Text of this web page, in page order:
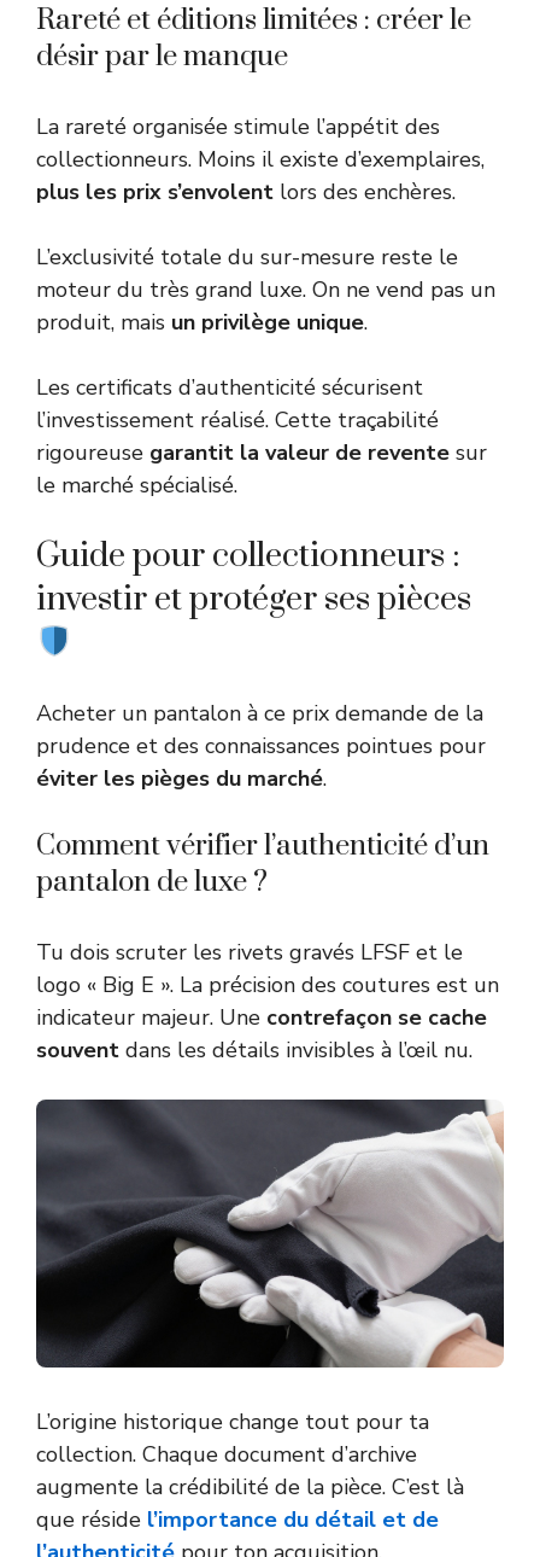
Rareté et éditions limitées : créer le
désir par le manque
La rareté organisée stimule l’appétit des
collectionneurs. Moins il existe d’exemplaires,
plus les prix s’envolent lors des enchères.
L’exclusivité totale du sur-mesure reste le
moteur du très grand luxe. On ne vend pas un
produit, mais un privilège unique.
Les certificats d’authenticité sécurisent
l’investissement réalisé. Cette traçabilité
rigoureuse garantit la valeur de revente sur
le marché spécialisé.
Guide pour collectionneurs :
investir et protéger ses pièces
Acheter un pantalon à ce prix demande de la
prudence et des connaissances pointues pour
éviter les pièges du marché.
Comment vérifier l’authenticité d’un
pantalon de luxe ?
Tu dois scruter les rivets gravés LFSF et le
logo « Big E ». La précision des coutures est un
indicateur majeur. Une contrefaçon se cache
souvent dans les détails invisibles à l’œil nu.
L’origine historique change tout pour ta
collection. Chaque document d’archive
augmente la crédibilité de la pièce. C’est là
que réside l’importance du détail et de